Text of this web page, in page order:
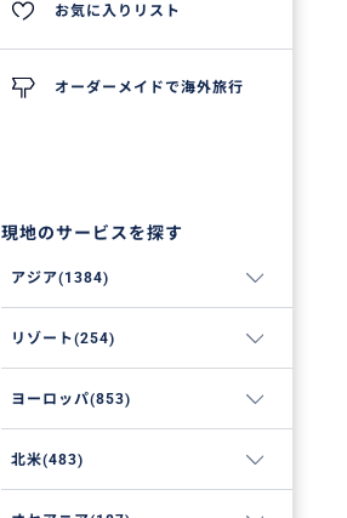
お気に入りリスト
オーダーメイドで海外旅行
現地のサービスを探す
アジア(1384)
リゾート(254)
ヨーロッパ(853)
北米(483)